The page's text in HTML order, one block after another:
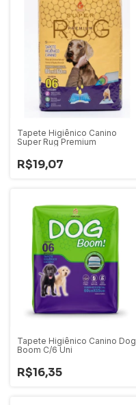
Tapete Higiênico Canino
Super Rug Premium
R$19,07
Tapete Higiênico Canino Dog
Boom C/6 Uni
R$16,35